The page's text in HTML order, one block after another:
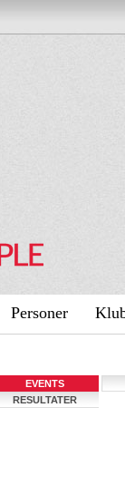
Personer
EVENTS
RESULTATER